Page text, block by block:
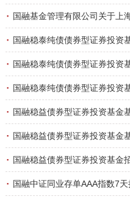
· 国融基金管理有限公司关于上
· 国融稳泰纯债债券型证券投资
· 国融稳泰纯债债券型证券投资
· 国融稳泰纯债债券型证券投资
· 国融稳益债券型证券投资基金
· 国融稳益债券型证券投资基金
· 国融稳益债券型证券投资基金
· 国融中证同业存单AAA指数7